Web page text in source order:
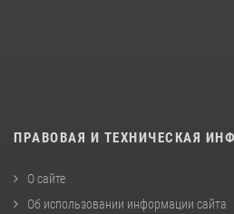
ПРАВОВАЯ И ТЕХНИЧЕСКАЯ
О сайте
Об использовании информации сайта